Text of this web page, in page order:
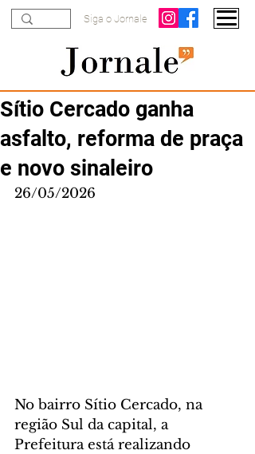
Siga o Jornale
Sítio Cercado ganha
asfalto, reforma de praça
e novo sinaleiro
26/05/2026
No bairro Sítio Cercado, na
região Sul da capital, a
Prefeitura está realizando